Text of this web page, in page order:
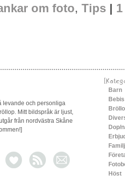
om foto, Tips |
levande och personliga
Mitt bildspråk är ljust,
från nordvästra Skåne
Barn
Bebis
Dop/
Familj
Höst